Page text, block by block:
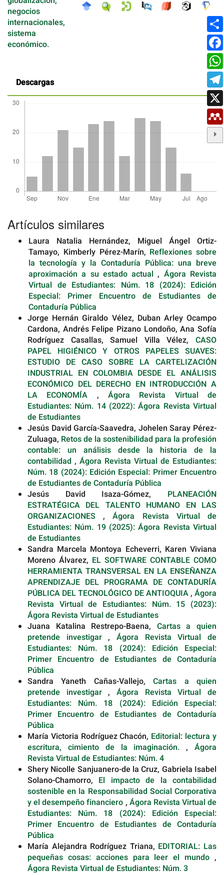
negocios
internacionales,
sistema
económico.
Descargas
del
artículo
Artículos similares
Laura Natalia Hernández, Miguel Ángel Ortiz-
Tamayo, Kimberly Pérez-Marín, Reflexiones sobre
la tecnología y la Contaduría Pública: una breve
aproximación a su estado actual, Ágora Revista
Virtual de Estudiantes: Núm. 18 (2024): Edición
Especial: Primer Encuentro de Estudiantes de
Contaduría Pública
Jorge Hernán Giraldo Vélez, Duban Arley Ocampo
Cardona, Andrés Felipe Pizano Londoño, Ana Sofía
Rodríguez Casallas, Samuel Villa Vélez, CASO
PAPEL HIGIÉNICO Y OTROS PAPELES SUAVES:
ESTUDIO DE CASO SOBRE LA CARTELIZACIÓN
INDUSTRIAL EN COLOMBIA DESDE EL ANÁLISIS
ECONÓMICO DEL DERECHO EN INTRODUCCIÓN A
LA ECONOMÍA ,Ágora Revista Virtual de
Estudiantes: Núm. 14 (2022): Ágora Revista Virtual
de Estudiantes
Jesús David García-Saavedra, Johelen Saray Pérez-
Zuluaga, Retos de la sostenibilidad para la profesión
contable: un análisis desde la historia de la
contabilidad , Ágora Revista Virtual de Estudiantes:
Núm. 18 (2024): Edición Especial: Primer Encuentro
de Estudiantes de Contaduría Pública
Jesús David Isaza-Gómez, PLANEACIÓN
ESTRATÉGICA DEL TALENTO HUMANO EN LAS
ORGANIZACIONES,Ágora Revista Virtual de
Estudiantes: Núm. 19 (2025): Ágora Revista Virtual
de Estudiantes
Sandra Marcela Montoya Echeverri, Karen Viviana
Moreno Álvarez, EL SOFTWARE CONTABLE COMO
HERRAMIENTA TRANSVERSAL EN LA ENSEÑANZA
APRENDIZAJE DEL PROGRAMA DE CONTADURÍA
PÚBLICA DEL TECNOLÓGICO DE ANTIOQUIA,Ágora
Revista Virtual de Estudiantes: Núm. 15 (2023):
Ágora Revista Virtual de Estudiantes
Juana Katalina Restrepo-Baena, Cartas a quien
pretende investigar,Ágora Revista Virtual de
Estudiantes: Núm. 18 (2024): Edición Especial:
Primer Encuentro de Estudiantes de Contaduría
Pública
Sandra Yaneth Cañas-Vallejo,Cartas a quien
pretende investigar,Ágora Revista Virtual de
Estudiantes: Núm. 18 (2024): Edición Especial:
Primer Encuentro de Estudiantes de Contaduría
Pública
María Victoria Rodríguez Chacón, Editorial: lectura y
escritura, cimiento de la imaginación.,Ágora
Revista Virtual de Estudiantes: Núm. 4
Shery Nicolle Sanjuanero-de la Cruz, Gabriela Isabel
Solano-Chamorro, El impacto de la contabilidad
sostenible en la Responsabilidad Social Corporativa
y el desempeño financiero , Ágora Revista Virtual de
Estudiantes: Núm. 18 (2024): Edición Especial:
Primer Encuentro de Estudiantes de Contaduría
Pública
María Alejandra Rodríguez Triana, EDITORIAL: Las
pequeñas cosas: acciones para leer el mundo ,
Ágora Revista Virtual de Estudiantes: Núm. 3